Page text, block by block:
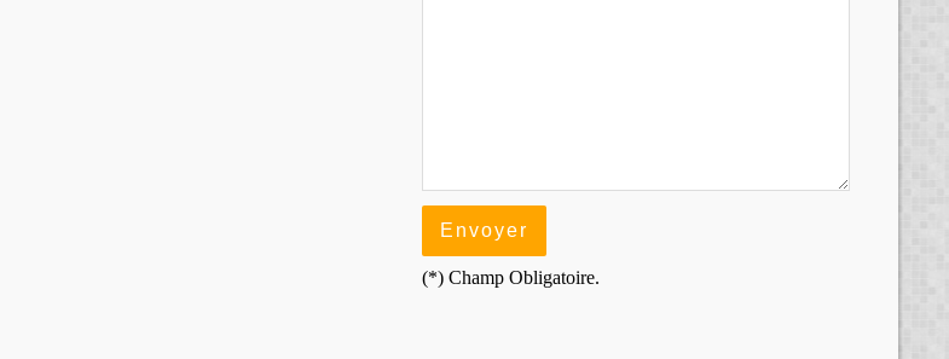
(*) Champ Obligatoire.